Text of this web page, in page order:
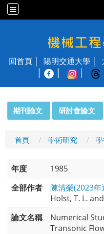
國立陽明交
回首頁 陽明交通大學
期刊論文 研討會論文
首頁 學術研究
年度
1985
全部作者
陳清榮(2023年
Holst, T. L.
論文名稱
Numerical
Transonic